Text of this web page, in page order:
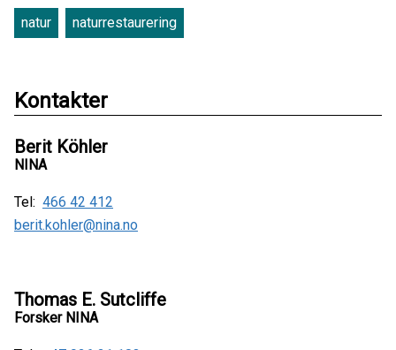
natur naturrestaurering
Kontakter
Berit Köhler
NINA
Tel: 466 42 412
berit.kohler@nina.no
Thomas E. Sutcliffe
Forsker NINA